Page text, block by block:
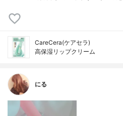
CareCera(ケアセラ)
高保湿リップクリーム
にる